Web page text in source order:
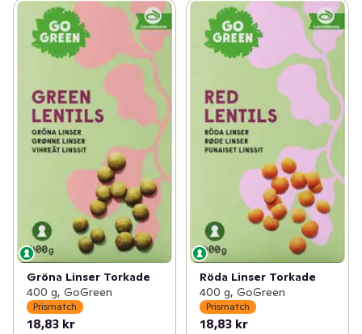
Gröna Linser Torkade
400 g, GoGreen
Prismatch
18,83 kr
Röda Linser Torkade
400 g, GoGreen
Prismatch
18,83 kr